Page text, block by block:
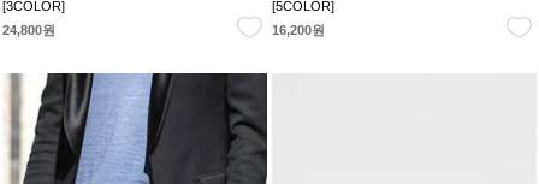
[3COLOR]
24,800원
[5COLOR]
16,200원